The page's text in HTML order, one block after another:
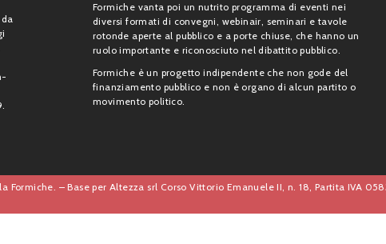
Formiche vanta poi un nutrito programma di eventi nei
diversi formati di convegni, webinair, seminari e tavole
rotonde aperte al pubblico e a porte chiuse, che hanno un
ruolo importante e riconosciuto nel dibattito pubblico.
Formiche è un progetto indipendente che non gode del
finanziamento pubblico e non è organo di alcun partito o
movimento politico.
Formiche. – Base per Altezza srl Corso Vittorio Emanuele II, n. 18, Partita IVA